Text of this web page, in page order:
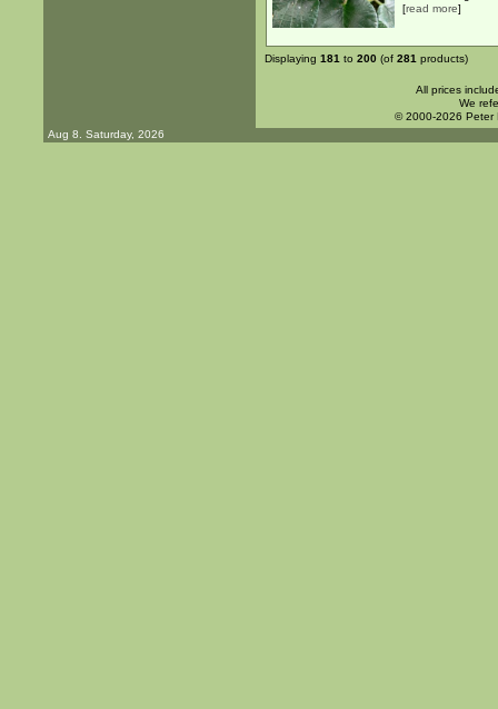
[read more]
Displaying 181 to 200 (of 281 products)
All prices
We
© 2000-2026 Peter
Aug 8. Saturday, 2026